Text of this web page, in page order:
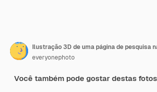
everyonephoto
Você também pode gostar destas fotos